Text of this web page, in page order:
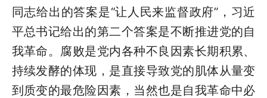
同志给出的答案是“让人民来监督政府”，习近
平总书记给出的第二个答案是不断推进党的自
我革命。腐败是党内各种不良因素长期积累、
持续发酵的体现，是直接导致党的肌体从量变
到质变的最危险因素，当然也是自我革命中必